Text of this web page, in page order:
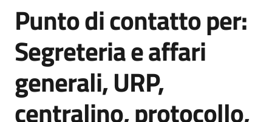
Novità
Servizi
Vivere
Castel
Salta al contenuto
Punto di contatto per:
Segreteria e affari
generali, URP,
centralino, protocollo,